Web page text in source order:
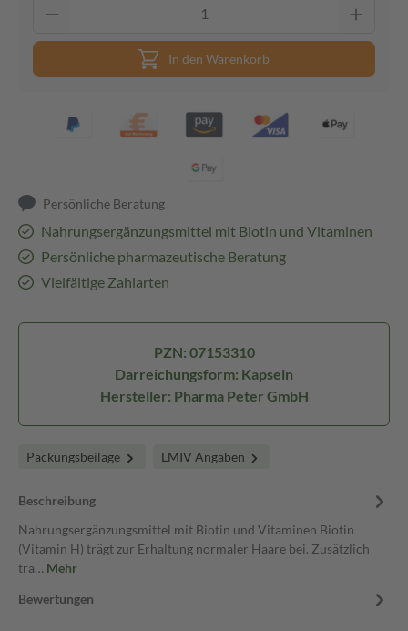
In den Warenkorb
Persönliche Beratung
Nahrungsergänzungsmittel mit Biotin und Vitaminen
Persönliche pharmazeutische Beratung
Vielfältige Zahlarten
PZN: 07153310
Darreichungsform: Kapseln
Hersteller: Pharma Peter GmbH
Packungsbeilage LMIV Angaben
Beschreibung
Nahrungsergänzungsmittel mit Biotin und Vitaminen Biotin
(Vitamin H) trägt zur Erhaltung normaler Haare bei. Zusätzlich
tra… Mehr
Bewertungen